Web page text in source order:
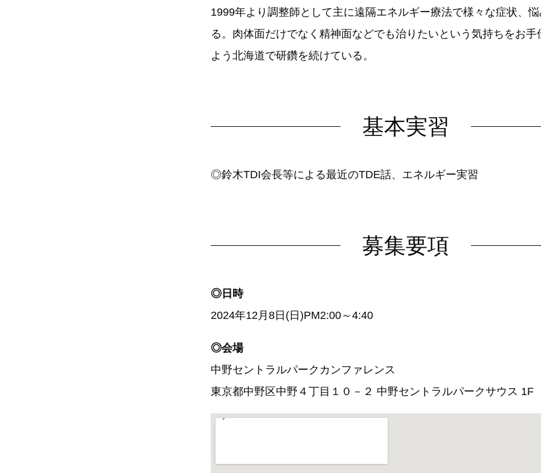
1999年より調整師として主に遠隔エネルギー療法で様々な症状、
る。肉体面だけでなく精神面などでも治りたいという気持ちをお手
よう北海道で研鑽を続けている。
基本実習
◎鈴木TDI会長等による最近のTDE話、エネルギー実習
募集要項
◎日時
2024年12月8日(日)PM2:00～4:40
◎会場
中野セントラルパークカンファレンス
東京都中野区中野４丁目１０－２ 中野セントラルパークサウス 1F